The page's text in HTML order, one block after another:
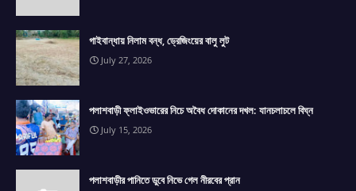
গাইবান্ধায় নিলাম বন্ধ, ড্রেজিংয়ের বালু লুট
July 27, 2026
পলাশবাড়ী ফ্লাইওভারের নিচে অবৈধ দোকানের দখল: যানচলাচলে বিঘ্ন
July 15, 2026
পলাশবাড়ীর পানিতে ডুবে নিভে গেল নীরবের প্রান